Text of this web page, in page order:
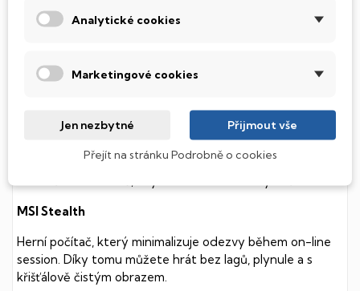
(Hard Disk Drive) disků nedisponuje žádnými pohyblivými
součástmi a je tak mnohem méně náchylný
mnohem rychlejšípráci s daty.
Integrovaný systém úsporných LED diod osvítí jednotlivé
klávesy tak, aby byly krásně čitelné i během temné noci,
MSI Stealth
Herní počítač, který minimalizuje odezvy během on-line
session. Díky tomu můžete hrát bez lagů, plynule a s
křišťálově čistým obrazem.
Analytické cookies
Marketingové cookies
Jen nezbytné Přijmout vše
Přejít na stránku Podrobně o cookies